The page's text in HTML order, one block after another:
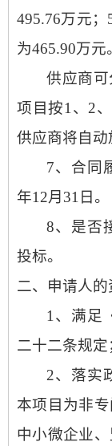
495.76万元
为465.90万元
供应商可
项目按1、2
供应商将自动
7、合同
年12月31日。
8、是否
投标。
二、申请人的
1、满足
二十二条规定
2、落实
本项目为非
中小微企业